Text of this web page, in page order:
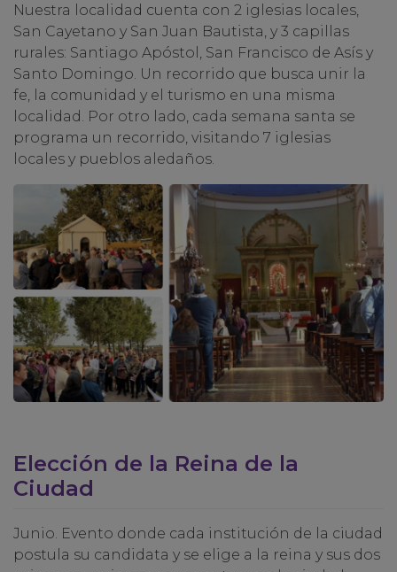
Nuestra localidad cuenta con 2 iglesias locales,
San Cayetano y San Juan Bautista, y 3 capillas
rurales: Santiago Apóstol, San Francisco de Asís y
Santo Domingo. Un recorrido que busca unir la
fe, la comunidad y el turismo en una misma
localidad. Por otro lado, cada semana santa se
programa un recorrido, visitando 7 iglesias
locales y pueblos aledaños.
Elección de la Reina de la
Ciudad
Junio. Evento donde cada institución de la ciudad
postula su candidata y se elige a la reina y sus dos